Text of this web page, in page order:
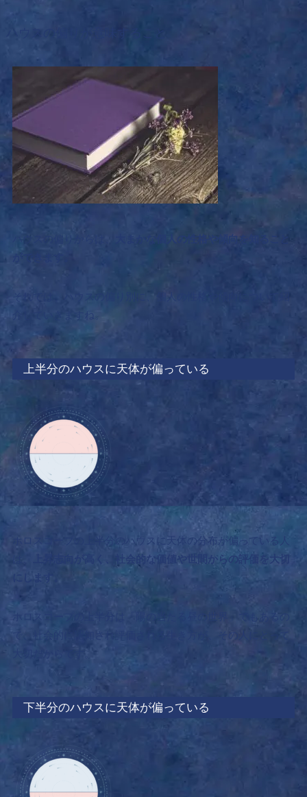
ハウスの偏りが意味すること
大まかな個人の性格や傾向を知ること
それでは、ハウスの偏り別に、個人の性格や傾向について紹
上半分のハウスに天体が偏っている
ホロスコープの上半分のハウスに天体の分布が偏っている人
上昇志向が高く、社会的な価値や世間からの評価を大切
にします。
ホロスコープの上半分は「陽の当たる昼の世界」でもあるの
で、社会的に認知され評価される生き方が、その人にとって
下半分のハウスに天体が偏っている